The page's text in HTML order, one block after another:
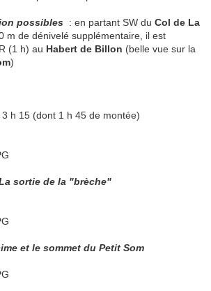
possibles : en partant SW du Col de La
m de dénivelé supplémentaire, il est
(1 h) au Habert de Billon (belle vue sur la
)
3 h 15 (dont 1 h 45 de montée)
sortie de la "brèche"
et le sommet du Petit Som